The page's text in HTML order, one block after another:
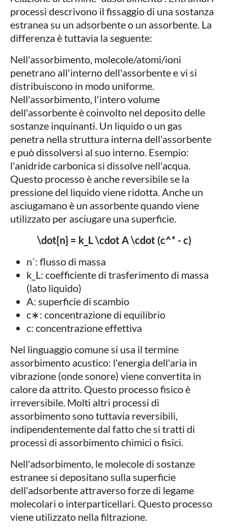
processi descrivono il fissaggio di una sostanza
estranea su un adsorbente o un assorbente. La
differenza è tuttavia la seguente:
Nell'assorbimento, molecole/atomi/ioni
penetrano all'interno dell'assorbente e vi si
distribuiscono in modo uniforme.
Nell'assorbimento, l'intero volume
dell'assorbente è coinvolto nel deposito delle
sostanze inquinanti. Un liquido o un gas
penetra nella struttura interna dell'assorbente
e può dissolversi al suo interno. Esempio:
l'anidride carbonica si dissolve nell'acqua.
Questo processo è anche reversibile se la
pressione del liquido viene ridotta. Anche un
asciugamano è un assorbente quando viene
utilizzato per asciugare una superficie.
\dot{n} = k_L \cdot A \cdot (c^* - c)
n˙: flusso di massa
k_L​: coefficiente di trasferimento di massa
(lato liquido)
A: superficie di scambio
c∗: concentrazione di equilibrio
c: concentrazione effettiva
Nel linguaggio comune si usa il termine
assorbimento acustico: l'energia dell'aria in
vibrazione (onde sonore) viene convertita in
calore da attrito. Questo processo fisico è
irreversibile. Molti altri processi di
assorbimento sono tuttavia reversibili,
indipendentemente dal fatto che si tratti di
processi di assorbimento chimici o fisici.
Nell'adsorbimento, le molecole di sostanze
estranee si depositano sulla superficie
dell'adsorbente attraverso forze di legame
molecolari o interparticellari. Questo processo
viene utilizzato nella filtrazione.